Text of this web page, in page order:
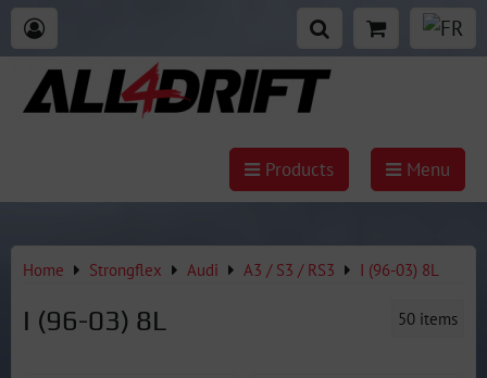
Products Menu
Home Strongflex Audi A3 / S3 / RS3 I (96-03) 8L
I (96-03) 8L 50 items